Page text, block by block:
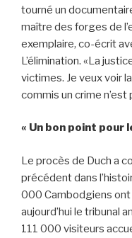
tourné un
maître des forges de
exemplaire, co-écrit
L’élimination. «La
victimes. Je veux voir
commis un crime n’est
« Un bon point pour
Le procès de Duch a
précédent dans
000 Cambodgiens
aujourd’hui le tribunal
111 000 visiteurs